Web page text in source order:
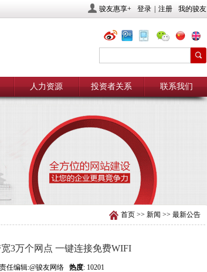
骏友惠享+ 登录 注册 我的骏友
人力资源 投资者关系 联系我们
首页>> 新闻 >> 最新公告
3万个网点 一键连接免费WIFI
任编辑:@骏友网络 热度: 10201